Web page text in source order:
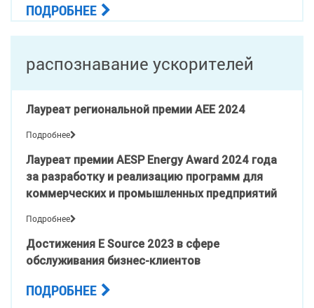
ПОДРОБНЕЕ
распознавание ускорителей
Лауреат региональной премии AEE 2024
Подробнее
Лауреат премии AESP Energy Award 2024 года
за разработку и реализацию программ для
коммерческих и промышленных предприятий
Подробнее
Достижения E Source 2023 в сфере
обслуживания бизнес-клиентов
ПОДРОБНЕЕ